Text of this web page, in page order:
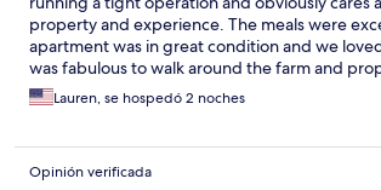
property and experience. The meals were
apartment was in great condition and we
was fabulous to walk around the farm and
location if you want to be able to explore both
mountains of the area. We would not change
wish we could have been here longer.
Lauren, se hospedó 2 noches
Opinión verificada